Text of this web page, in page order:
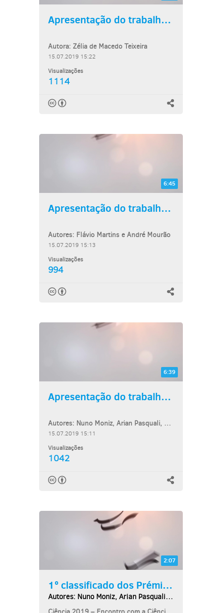
Apresentação do trabalho:...
Autora: Zélia de Macedo Teixeira
15.07.2019 15:22
Visualizações
1114
6:45
Apresentação do trabalho:...
Autores: Flávio Martins e André Mourão
15.07.2019 15:13
Visualizações
994
6:39
Apresentação do trabalho:...
Autores: Nuno Moniz, Arian Pasquali, Tomás Amaro
15.07.2019 15:11
Visualizações
1042
2:07
1º classificado dos Prémios...
Autores: Nuno Moniz, Arian Pasquali, Tomás Amaro